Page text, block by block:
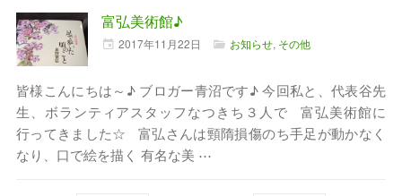
富弘美術館♪
2017年11月22日 お知らせ, その他
皆様こんにちは～♪ ブロガー青沼です♪ 今回私と、代表谷先
生、ボランティアスタッフなつきち３人で 富弘美術館に
行ってきました☆ 富弘さんは頸隋損傷のち手足が動かなく
なり、口で絵を描く 有名な美 ⋯